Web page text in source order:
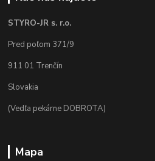
STYRO-JR s. r.o.
Pred poľom 371/9
911 01 Trenčín
Slovakia
(Vedľa pekárne DOBROTA)
Mapa